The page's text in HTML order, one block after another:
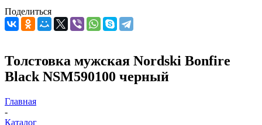
Поделиться
Толстовка мужская Nordski Bonfire
Black NSM590100 черный
Главная
-
Каталог